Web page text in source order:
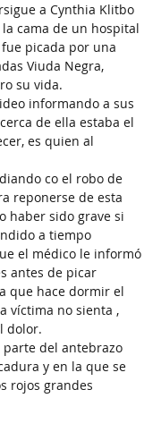
a Cynthia Klitbo
cama de un hospital
picada por una
Viuda Negra,
su vida.
informando a sus
de ella estaba el
es quien al
co el robo de
reponerse de esta
haber sido grave si
a tiempo
el médico le informó
antes de picar
que hace dormir el
víctima no sienta ,
dolor.
parte del antebrazo
y en la que se
rojos grandes